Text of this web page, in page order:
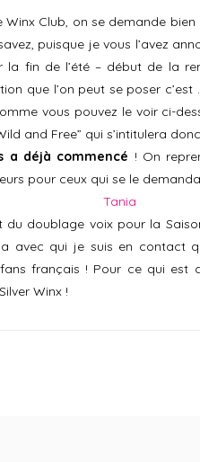
Winx Club, on se demande
puisque je vous l’avez
la fin de l’été – début de la
que l’on peut se poser
vous pouvez le voir ci-
and Free” qui s’intitulera
a déjà commencé ! On
pour ceux qui se le
du doublage voix pour la
avec qui je suis en contact
français ! Pour ce qui est
Winx !